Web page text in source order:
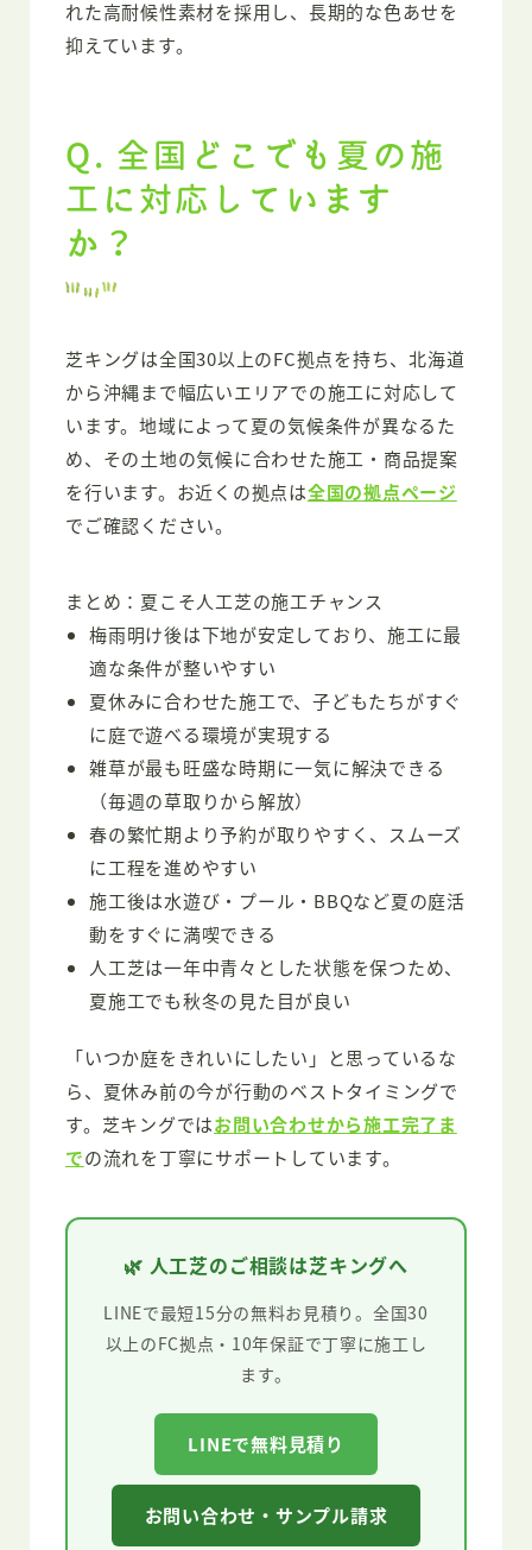
れた高耐候性素材を採用し、長期的な色あせを
抑えています。
Q. 全国どこでも夏の施
工に対応しています
か？
芝キングは全国30以上のFC拠点を持ち、北海道
から沖縄まで幅広いエリアでの施工に対応して
います。地域によって夏の気候条件が異なるた
め、その土地の気候に合わせた施工・商品提案
を行います。お近くの拠点は全国の拠点ページ
でご確認ください。
まとめ：夏こそ人工芝の施工チャンス
梅雨明け後は下地が安定しており、施工に最
適な条件が整いやすい
夏休みに合わせた施工で、子どもたちがすぐ
に庭で遊べる環境が実現する
雑草が最も旺盛な時期に一気に解決できる
（毎週の草取りから解放）
春の繁忙期より予約が取りやすく、スムーズ
に工程を進めやすい
施工後は水遊び・プール・BBQなど夏の庭活
動をすぐに満喫できる
人工芝は一年中青々とした状態を保つため、
夏施工でも秋冬の見た目が良い
「いつか庭をきれいにしたい」と思っているな
ら、夏休み前の今が行動のベストタイミングで
す。芝キングではお問い合わせから施工完了ま
での流れを丁寧にサポートしています。
🌿 人工芝のご相談は芝キングへ
LINEで最短15分の無料お見積り。全国30
以上のFC拠点・10年保証で丁寧に施工し
ます。
LINEで無料見積り
お問い合わせ・サンプル請求